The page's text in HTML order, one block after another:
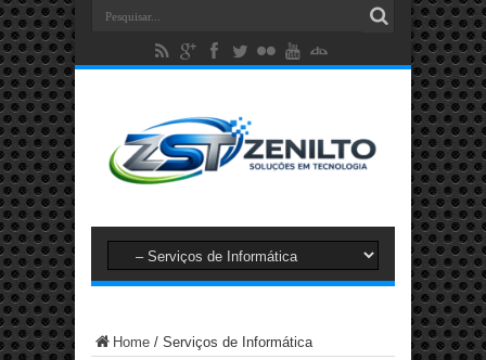
Home / Serviços de Informática